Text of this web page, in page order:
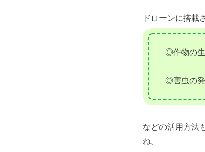
ドローンに搭載
◎作物の
◎害虫の
などの活用方法
ね。